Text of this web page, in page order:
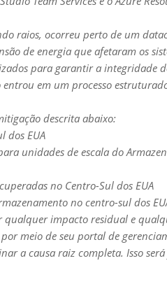
raios, ocorreu perto de um
de energia que afetaram os
para garantir a integridade
em um processo
descrita abaixo:
dos EUA
unidades de escala do
no Centro-Sul dos EUA
no centro-sul dos
qualquer impacto residual e
meio de seu portal de
a causa raiz completa. Isso